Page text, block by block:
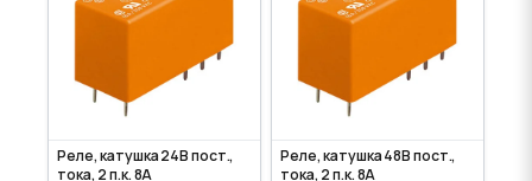
Реле, катушка 24В пост.,
тока, 2 п.к. 8А
Реле, катушка 48В пост.,
тока, 2 п.к. 8А